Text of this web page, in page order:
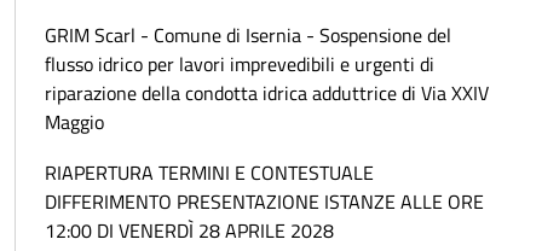
GRIM Scarl - Comune di Isernia - Sospensione del
flusso idrico per lavori imprevedibili e urgenti di
riparazione della condotta idrica adduttrice di Via XXIV
Maggio
RIAPERTURA TERMINI E CONTESTUALE
DIFFERIMENTO PRESENTAZIONE ISTANZE ALLE ORE
12:00 DI VENERDÌ 28 APRILE 2028